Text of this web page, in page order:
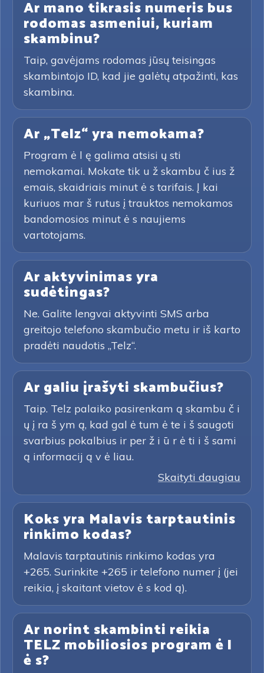
Ar mano tikrasis numeris bus
rodomas asmeniui, kuriam
skambinu?
Taip, gavėjams rodomas jūsų teisingas
skambintojo ID, kad jie galėtų atpažinti, kas
skambina.
Ar „Telz“ yra nemokama?
Program ė l ę galima atsisi ų sti
nemokamai. Mokate tik u ž skambu č ius ž
emais, skaidriais minut ė s tarifais. Į kai
kuriuos mar š rutus į trauktos nemokamos
bandomosios minut ė s naujiems
vartotojams.
Ar aktyvinimas yra
sudėtingas?
Ne. Galite lengvai aktyvinti SMS arba
greitojo telefono skambučio metu ir iš karto
pradėti naudotis „Telz“.
Ar galiu įrašyti skambučius?
Taip. Telz palaiko pasirenkam ą skambu č i
ų į ra š ym ą, kad gal ė tum ė te i š saugoti
svarbius pokalbius ir per ž i ū r ė ti i š sami
ą informacij ą v ė liau.
Skaityti daugiau
Koks yra Malavis tarptautinis
rinkimo kodas?
Malavis tarptautinis rinkimo kodas yra
+265. Surinkite +265 ir telefono numer į (jei
reikia, į skaitant vietov ė s kod ą).
Ar norint skambinti reikia
TELZ mobiliosios program ė l
ė s?